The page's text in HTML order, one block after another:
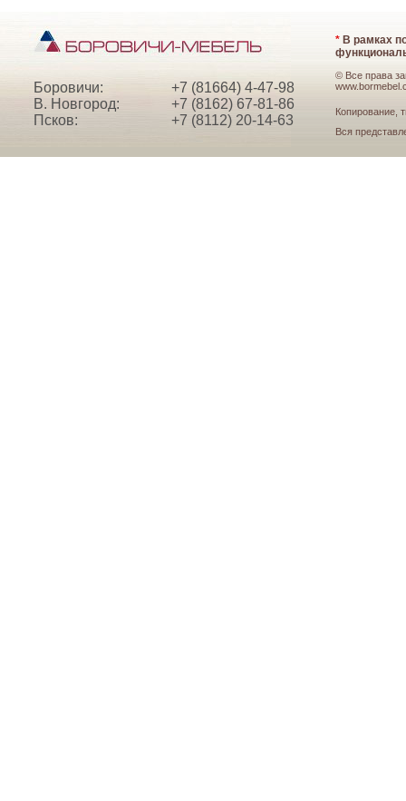
Боровичи:
+7 (81664) 4-47-98
В. Новгород:
+7 (8162) 67-81-86
Псков:
+7 (8112) 20-14-63
* В рамках
© Все права
Копирование,
Вся